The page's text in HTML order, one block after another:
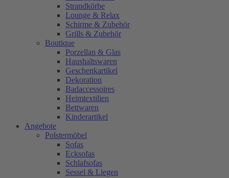
Strandkörbe
Lounge & Relax
Schirme & Zubehör
Grills & Zubehör
Boutique
Porzellan & Glas
Haushaltswaren
Geschenkartikel
Dekoration
Badaccessoires
Heimtextilien
Bettwaren
Kinderartikel
Angebote
Polstermöbel
Sofas
Ecksofas
Schlafsofas
Sessel & Liegen